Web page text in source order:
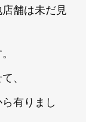
舗は未だ見
、
有りまし